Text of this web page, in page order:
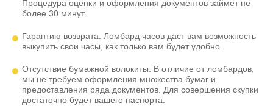
Процедура оценки и оформления документов займет не
более 30 минут.
Гарантию возврата. Ломбард часов даст вам возможность
выкупить свои часы, как только вам будет удобно.
Отсутствие бумажной волокиты. В отличие от ломбардов,
мы не требуем оформления множества бумаг и
предоставления ряда документов. Для совершения скупки
достаточно будет вашего паспорта.